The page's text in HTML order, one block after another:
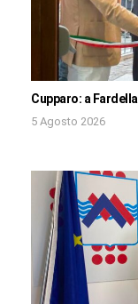
Cupparo: a
5 Agosto 2026